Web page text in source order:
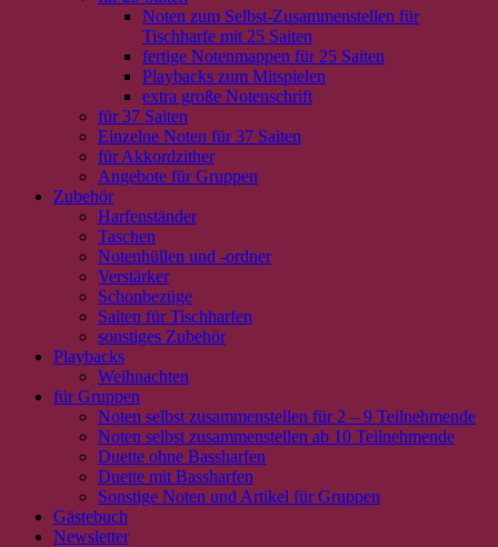
Noten zum Selbst-Zusammenstellen für
Tischharfe mit 25 Saiten
fertige Notenmappen für 25 Saiten
Playbacks zum Mitspielen
extra große Notenschrift
für 37 Saiten
Einzelne Noten für 37 Saiten
für Akkordzither
Angebote für Gruppen
Zubehör
Harfenständer
Taschen
Notenhüllen und -ordner
Verstärker
Schonbezüge
Saiten für Tischharfen
sonstiges Zubehör
Playbacks
Weihnachten
für Gruppen
Noten selbst zusammenstellen für 2 – 9 Teilnehmende
Noten selbst zusammenstellen ab 10 Teilnehmende
Duette ohne Bassharfen
Duette mit Bassharfen
Sonstige Noten und Artikel für Gruppen
Gästebuch
Newsletter